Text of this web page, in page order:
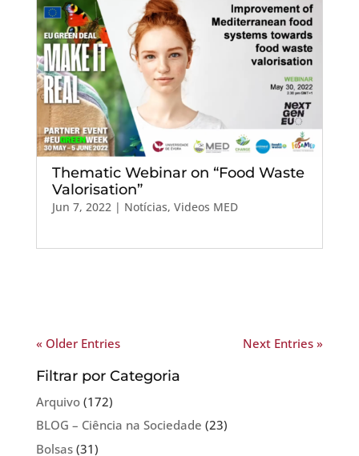
Thematic Webinar on “Food Waste
Valorisation”
Jun 7, 2022| Notícias, Videos MED
« Older Entries Next Entries »
Filtrar por Categoria
Arquivo(172)
BLOG – Ciência na Sociedade (23)
Bolsas(31)